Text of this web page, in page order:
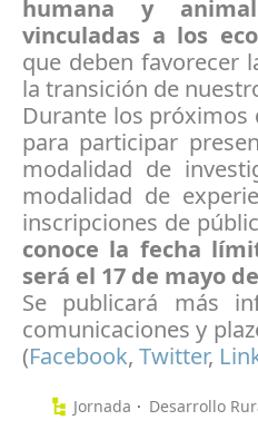
humana y
vinculadas a los
que deben favorecer
la transición de
Durante los próximos
para participar
modalidad de
modalidad de
inscripciones de
conoce la fecha
será el 17 de mayo
Se publicará más
comunicaciones y
(Facebook, Twitter,
Jornada Desarrollo